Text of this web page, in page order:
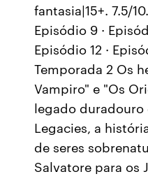
fantasia|15+. 7.5/
Episódio 9 ·
Episódio 12 ·
Temporada 2 Os
Vampiro" e "Os
legado duradouro
Legacies, a
de seres
Salvatore para os